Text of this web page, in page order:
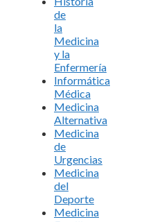
de
la
Medicina
y la
Enfermería
Informática
Médica
Medicina
Alternativa
Medicina
de
Urgencias
Medicina
del
Deporte
Medicina